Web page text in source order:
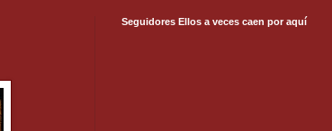
Seguidores Ellos a veces caen por aquí